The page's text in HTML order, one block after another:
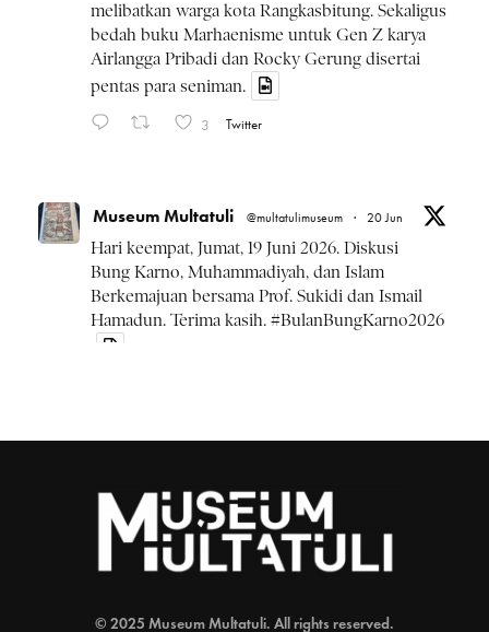
melibatkan warga kota Rangkasbitung. Sekaligus
bedah buku Marhaenisme untuk Gen Z karya
Airlangga Pribadi dan Rocky Gerung disertai
pentas para seniman.
3 Twitter
Museum Multatuli @multatulimuseum · 20 Jun
Hari keempat, Jumat, 19 Juni 2026. Diskusi
Bung Karno, Muhammadiyah, dan Islam
Berkemajuan bersama Prof. Sukidi dan Ismail
Hamadun. Terima kasih. #BulanBungKarno2026
Kamis, 18 Juni 2026 rangkaian
#BulanBungKarno2026diskusi Pemikiran Bung
Karno, NU, dan Islam Kebangsaan.
© 2025 Museum Multatuli. All rights reserved.